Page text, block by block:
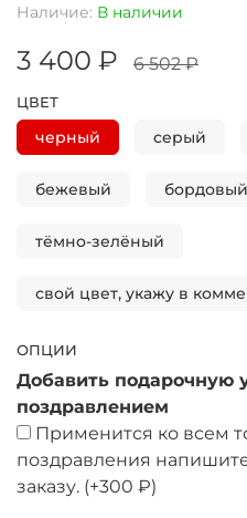
Наличие: В наличии
3 400 ₽ 6 502 ₽
ЦВЕТ
черный серый
бежевый бордовый
тёмно-зелёный
свой цвет, укажу в
ОПЦИИ
Добавить подарочную
поздравлением
Применится ко всем
поздравления
заказу. (+300 ₽)